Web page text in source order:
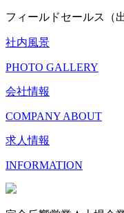
フィールドセールス（
社内風景
PHOTO GALLERY
会社情報
COMPANY ABOUT
求人情報
INFORMATION